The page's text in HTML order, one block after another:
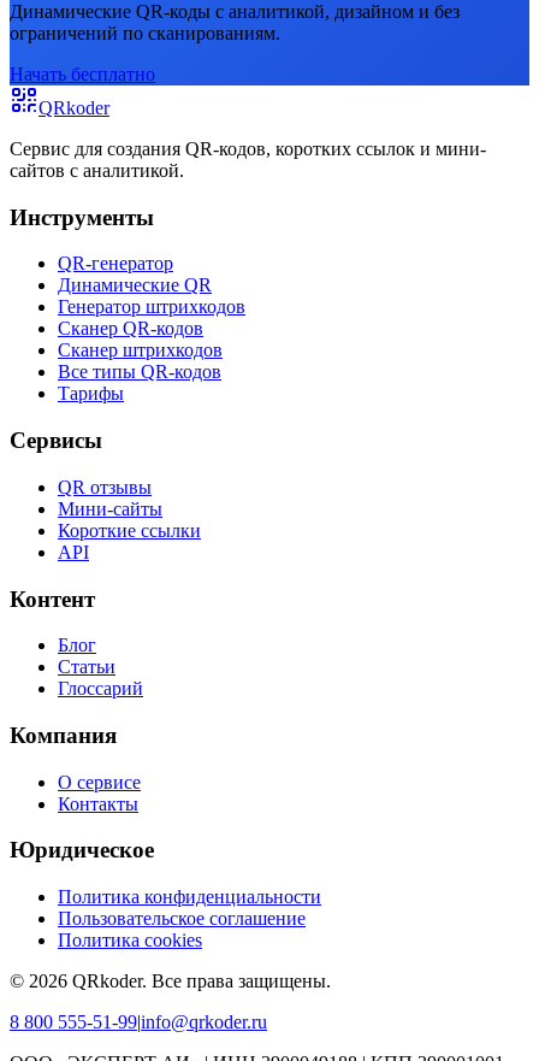
Динамические QR-коды с аналитикой, дизайном и без
ограничений по сканированиям.
Начать бесплатно
QRkoder
Сервис для создания QR-кодов, коротких ссылок и мини-
сайтов с аналитикой.
Инструменты
QR-генератор
Динамические QR
Генератор штрихкодов
Сканер QR-кодов
Сканер штрихкодов
Все типы QR-кодов
Тарифы
Сервисы
QR отзывы
Мини-сайты
Короткие ссылки
API
Контент
Блог
Статьи
Глоссарий
Компания
О сервисе
Контакты
Юридическое
Политика конфиденциальности
Пользовательское соглашение
Политика cookies
© 2026 QRkoder. Все права защищены.
8 800 555-51-99|info@qrkoder.ru